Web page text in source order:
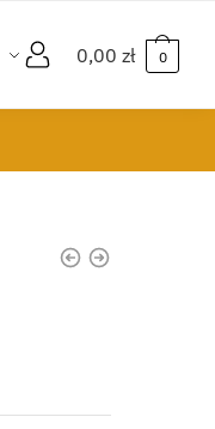
0,00 zł 0